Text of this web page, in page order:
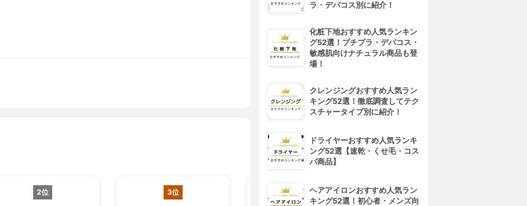
2位 3位 4位
ラ・デパコス別に紹介！
化粧下地おすすめ人気ランキン
グ52選！プチプラ・デパコス・
敏感肌向けナチュラル商品も登
場！
クレンジングおすすめ人気ラン
キング52選！徹底調査してテク
スチャータイプ別に紹介！
ドライヤーおすすめ人気ランキ
ング52選【速乾・くせ毛・コス
パ商品】
ヘアアイロンおすすめ人気ラン
キング52選！初心者・メンズ向